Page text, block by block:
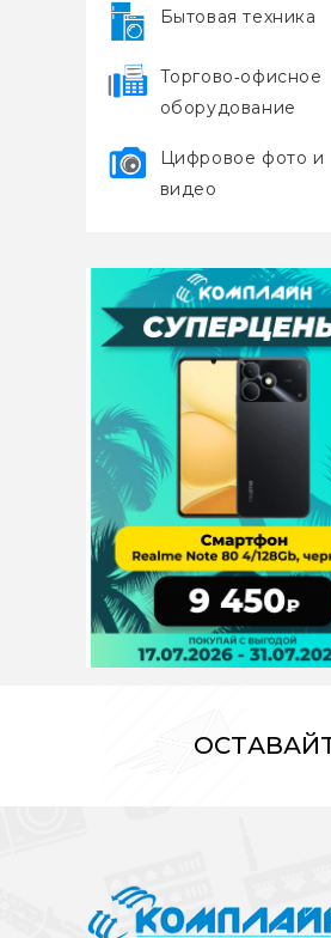
Бытовая техника
Торгово‑офисное
оборудование
Цифровое фото и
видео